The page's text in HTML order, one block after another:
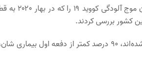
به گزارش خبرنگار
آنها دریافتند بیمارانی که برای بار دوم به کووید مبتلا شده‌اند، ۹۰ درصد